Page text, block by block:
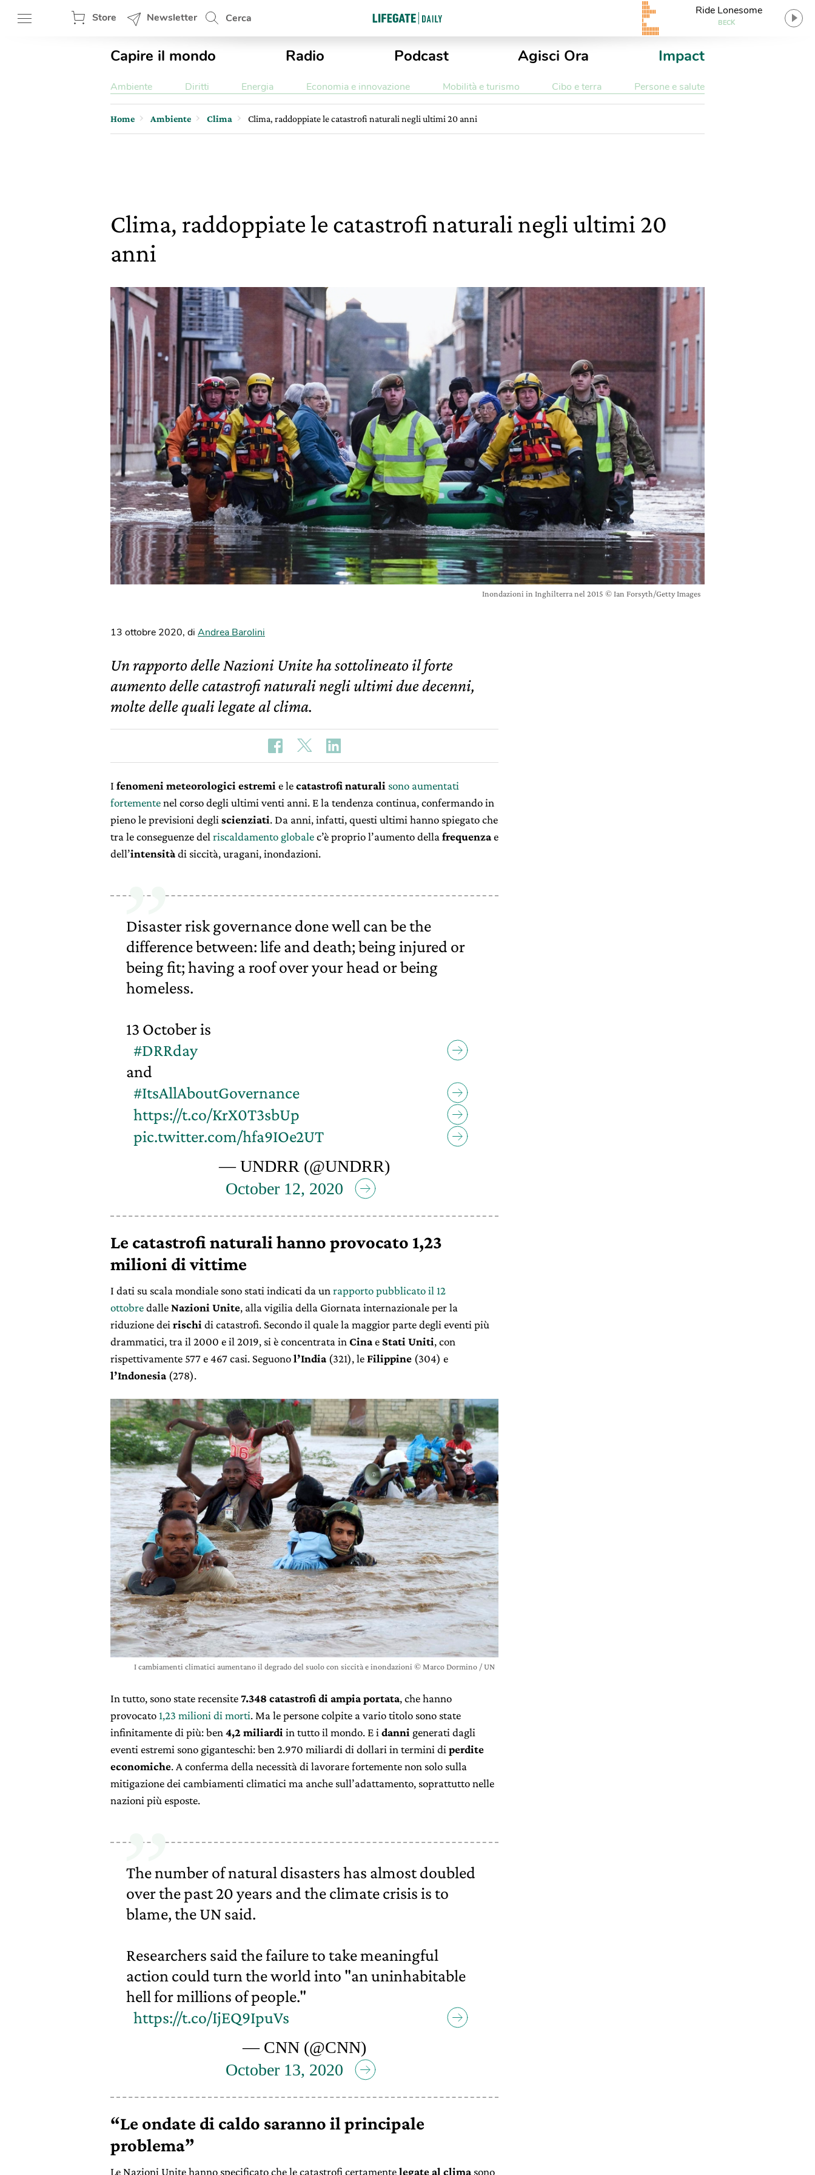
Store Newsletter Cerca
Ride Lonesome
BECK
Capire il mondo Radio Podcast Agisci Ora Impact
Ambiente Diritti Energia Economia e innovazione Mobilità e turismo Cibo e terra Persone e salute
Home Ambiente Clima Clima, raddoppiate le catastrofi naturali negli ultimi 20 anni
Clima, raddoppiate le catastrofi naturali negli ultimi 20
anni
Inondazioni in Inghilterra nel 2015 © Ian Forsyth/Getty Images
13 ottobre 2020, di Andrea Barolini
Un rapporto delle Nazioni Unite ha sottolineato il forte
aumento delle catastrofi naturali negli ultimi due decenni,
molte delle quali legate al clima.
I fenomeni meteorologici estremi e lecatastrofi naturali sono aumentati
fortementenel corso degli ultimi venti anni. E la tendenza continua, confermando in
pieno le previsioni degli scienziati. Da anni, infatti, questi ultimi hanno spiegato che
tra le conseguenze del riscaldamento globalec’è proprio l’aumento della frequenzae
dell’intensitàdi siccità, uragani, inondazioni.
Disaster risk governance done well can be the
difference between: life and death; being injured or
being fit; having a roof over your head or being
homeless.
13 October is
#DRRday
and
#ItsAllAboutGovernance
https://t.co/KrX0T3sbUp
pic.twitter.com/hfa9IOe2UT
— UNDRR (@UNDRR)
October 12, 2020
Le catastrofi naturali hanno provocato 1,23
milioni di vittime
I dati su scala mondiale sono stati indicati da un rapporto pubblicato il 12
ottobredalleNazioni Unite, alla vigilia della Giornata internazionale per la
riduzione dei rischi di catastrofi. Secondo il quale la maggior parte degli eventi più
drammatici, tra il 2000 e il 2019, si è concentrata in Cinae Stati Uniti, con
rispettivamente 577 e 467 casi. Seguonol’India (321), leFilippine (304) e
l’Indonesia (278).
I cambiamenti climatici aumentano il degrado del suolo con siccità e inondazioni © Marco Dormino / UN
In tutto, sono state recensite7.348 catastrofi di ampia portata, che hanno
provocato 1,23 milioni di morti. Ma le persone colpite a vario titolo sono state
infinitamente di più: ben4,2 miliardiin tutto il mondo. E idanni generati dagli
eventi estremi sono giganteschi: ben 2.970 miliardi di dollari in termini diperdite
economiche. A conferma della necessità di lavorare fortemente non solo sulla
mitigazione dei cambiamenti climatici ma anche sull’adattamento, soprattutto nelle
nazioni più esposte.
The number of natural disasters has almost doubled
over the past 20 years and the climate crisis is to
blame, the UN said.
Researchers said the failure to take meaningful
action could turn the world into "an uninhabitable
hell for millions of people."
https://t.co/IjEQ9IpuVs
— CNN (@CNN)
October 13, 2020
“Le ondate di caldo saranno il principale
problema”
Le Nazioni Unite hanno specificato che le catastrofi certamentelegate al clima sono